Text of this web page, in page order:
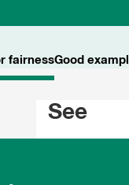
fairnessGood
See